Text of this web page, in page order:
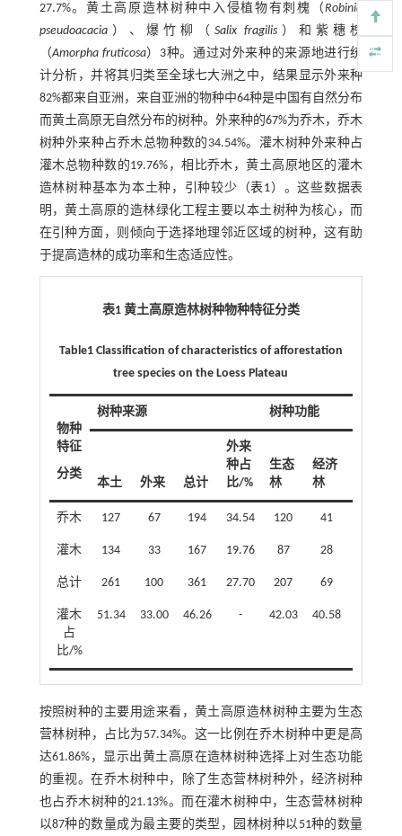
27.7%。黄土高原造林树种中入侵植物有刺槐（Robinia
pseudoacacia）、爆竹柳（Salix fragilis ）和紫穗槐
（Amorpha fruticosa）3种。通过对外来种的来源地进行统
计分析，并将其归类至全球七大洲之中，结果显示外来种
82%都来自亚洲，来自亚洲的物种中64种是中国有自然分布
而黄土高原无自然分布的树种。外来种的67%为乔木，乔木
树种外来种占乔木总物种数的34.54%。灌木树种外来种占
灌木总物种数的19.76%，相比乔木，黄土高原地区的灌木
造林树种基本为本土种，引种较少（表1）。这些数据表
明，黄土高原的造林绿化工程主要以本土树种为核心，而
在引种方面，则倾向于选择地理邻近区域的树种，这有助
于提高造林的成功率和生态适应性。
表1 黄土高原造林树种物种特征分类
Table1 Classification of characteristics of afforestation
tree species on the Loess Plateau
物种
特征
分类
树种来源 树种功能
本土 外来 总计
外来
种占
比/%
生态
林
经济
林
乔木 127 67 194 34.54 120 41
灌木 134 33 167 19.76 87 28
总计 261 100 361 27.70 207 69
灌木
占
比/%
51.34 33.00 46.26 - 42.03 40.58
按照树种的主要用途来看，黄土高原造林树种主要为生态
营林树种，占比为57.34%。这一比例在乔木树种中更是高
达61.86%，显示出黄土高原在造林树种选择上对生态功能
的重视。在乔木树种中，除了生态营林树种外，经济树种
也占乔木树种的21.13%。而在灌木树种中，生态营林树种
以87种的数量成为最主要的类型，园林树种以51种的数量